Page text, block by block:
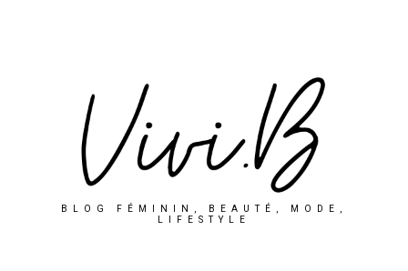
BLOG FÉMININ, BEAUTÉ, MODE,
LIFESTYLE